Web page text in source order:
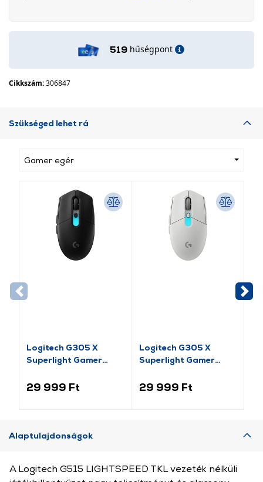
519 hűségpont
Cikkszám:306847
Szükséged lehet rá
Gamer egér
Logitech G305 X
Superlight Gamer
007739)
29 999 Ft
Logitech G305 X
Superlight Gamer
007747)
29 999 Ft
Alaptulajdonságok
A Logitech G515 LIGHTSPEED TKL vezeték nélküli